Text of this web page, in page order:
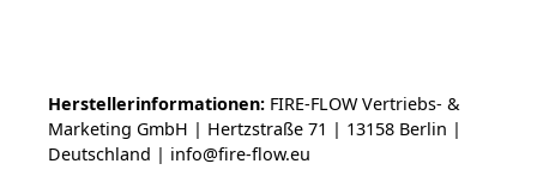
Herstellerinformationen: FIRE-FLOW Vertriebs- &
Marketing GmbH | Hertzstraße 71 | 13158 Berlin |
Deutschland | info@fire-flow.eu